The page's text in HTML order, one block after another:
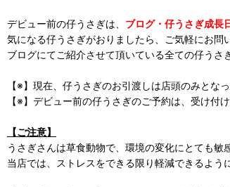
デビュー前の仔うさぎは、 ブログ・仔うさぎ成長
気になる仔うさぎがおりましたら、ご気軽にお問
ブログにてご紹介させて頂いている全ての仔うさ
【※】現在、仔うさぎのお引渡しは店頭のみとなっ
【※】デビュー前の仔うさぎのご予約は、受け付け
【ご注意】
うさぎさんは草食動物で、環境の変化にとても敏
当店では、ストレスをできる限り軽減できるよう